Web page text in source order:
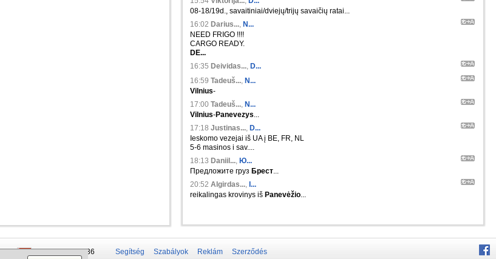
08-18/19d., savaitiniai/dviejų/trijų savaičių ratai...
16:02 Darius..., N...
NEED FRIGO !!!!
CARGO READY.
DE...
16:35 Deividas..., D...
16:59 Tadeuš..., N...
Vilnius-
17:00 Tadeuš..., N...
Vilnius-Panevezys...
17:18 Justinas..., D...
Ieskomo vezejai iš UA į BE, FR, NL
5-6 masinos i sav....
18:13 Daniil..., Ю...
Предложите груз Брест...
20:52 Algirdas..., I...
reikalingas krovinys iš Panevėžio...
+375 29 679-1236 Segítség Szabályok Reklám Szerződés